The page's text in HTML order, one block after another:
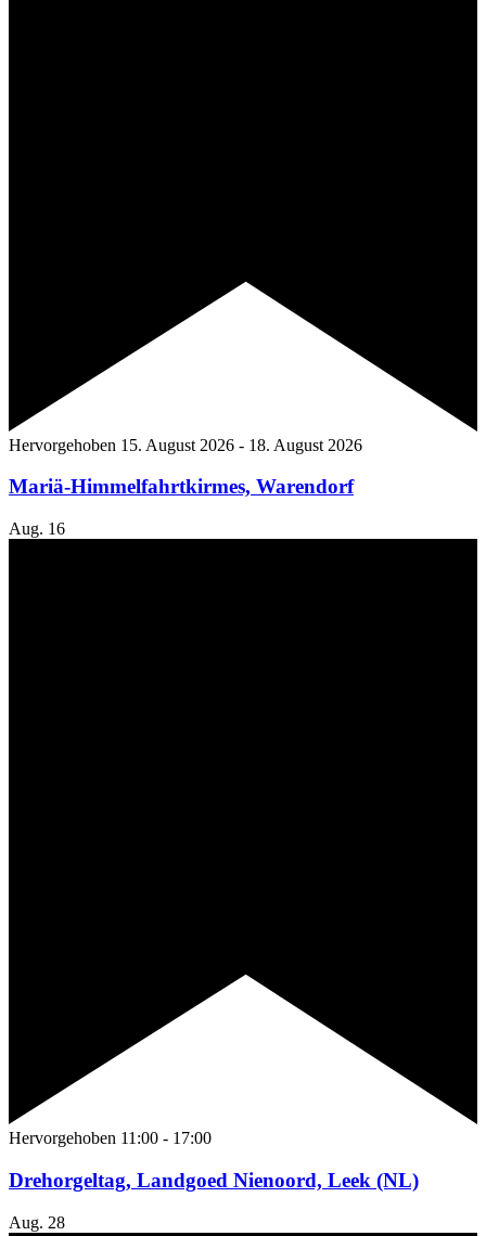
Hervorgehoben 15. August 2026 - 18. August 2026
Mariä-Himmelfahrtkirmes, Warendorf
Aug. 16
Hervorgehoben 11:00 - 17:00
Drehorgeltag, Landgoed Nienoord, Leek (NL)
Aug. 28